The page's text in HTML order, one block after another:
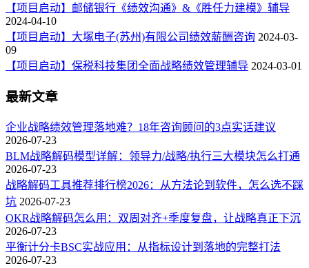
【项目启动】邮储银行《绩效沟通》&《胜任力建模》辅导
2024-04-10
【项目启动】大塚电子(苏州)有限公司绩效薪酬咨询 2024-03-
09
【项目启动】保税科技集团全面战略绩效管理辅导 2024-03-01
最新文章
企业战略绩效管理落地难？18年咨询顾问的3点实话建议
2026-07-23
BLM战略解码模型详解：领导力/战略/执行三大模块怎么打通
2026-07-23
战略解码工具推荐排行榜2026：从方法论到软件，怎么选不踩
坑 2026-07-23
OKR战略解码怎么用：双周对齐+季度复盘，让战略真正下沉
2026-07-23
平衡计分卡BSC实战应用：从指标设计到落地的完整打法
2026-07-23